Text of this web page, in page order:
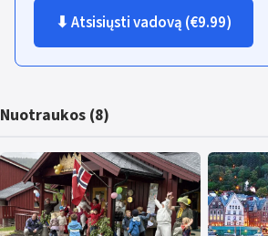
⬇ Atsisiųsti vadovą (€9.99)
Nuotraukos (8)